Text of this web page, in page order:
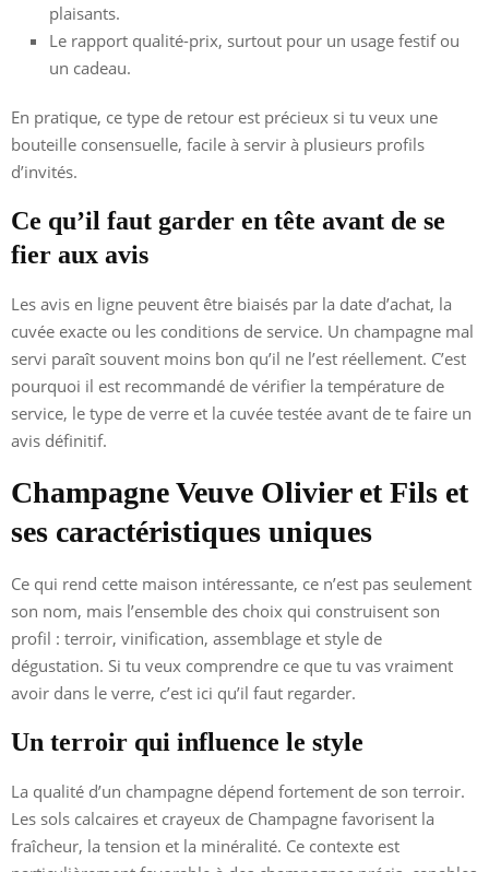
plaisants.
Le rapport qualité-prix, surtout pour un usage festif ou
un cadeau.
En pratique, ce type de retour est précieux si tu veux une
bouteille consensuelle, facile à servir à plusieurs profils
d’invités.
Ce qu’il faut garder en tête avant de se
fier aux avis
Les avis en ligne peuvent être biaisés par la date d’achat, la
cuvée exacte ou les conditions de service. Un champagne mal
servi paraît souvent moins bon qu’il ne l’est réellement. C’est
pourquoi il est recommandé de vérifier la température de
service, le type de verre et la cuvée testée avant de te faire un
avis définitif.
Champagne Veuve Olivier et Fils et
ses caractéristiques uniques
Ce qui rend cette maison intéressante, ce n’est pas seulement
son nom, mais l’ensemble des choix qui construisent son
profil : terroir, vinification, assemblage et style de
dégustation. Si tu veux comprendre ce que tu vas vraiment
avoir dans le verre, c’est ici qu’il faut regarder.
Un terroir qui influence le style
La qualité d’un champagne dépend fortement de son terroir.
Les sols calcaires et crayeux de Champagne favorisent la
fraîcheur, la tension et la minéralité. Ce contexte est